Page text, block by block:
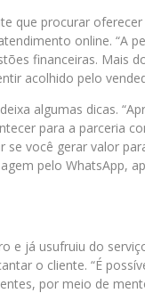
que procurar
online. “A
financeiras. Mais
acolhido pelo
algumas dicas.
para a parceria
você gerar valor
pelo WhatsApp,
e já usufruiu do
o cliente. “É
por meio de